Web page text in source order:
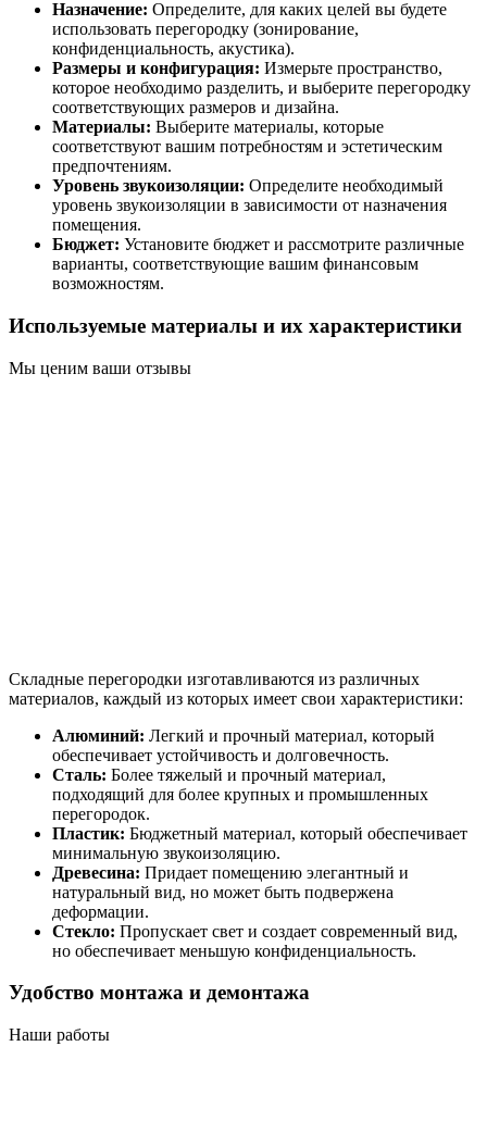
Назначение: Определите, для каких целей вы будете
использовать перегородку (зонирование,
конфиденциальность, акустика).
Размеры и конфигурация: Измерьте пространство,
которое необходимо разделить, и выберите перегородку
соответствующих размеров и дизайна.
Материалы: Выберите материалы, которые
соответствуют вашим потребностям и эстетическим
предпочтениям.
Уровень звукоизоляции: Определите необходимый
уровень звукоизоляции в зависимости от назначения
помещения.
Бюджет: Установите бюджет и рассмотрите различные
варианты, соответствующие вашим финансовым
возможностям.
Используемые материалы и их характеристики
Мы ценим ваши отзывы
Складные перегородки изготавливаются из различных
материалов, каждый из которых имеет свои характеристики:
Алюминий: Легкий и прочный материал, который
обеспечивает устойчивость и долговечность.
Сталь: Более тяжелый и прочный материал,
подходящий для более крупных и промышленных
перегородок.
Пластик: Бюджетный материал, который обеспечивает
минимальную звукоизоляцию.
Древесина: Придает помещению элегантный и
натуральный вид, но может быть подвержена
деформации.
Стекло: Пропускает свет и создает современный вид,
но обеспечивает меньшую конфиденциальность.
Удобство монтажа и демонтажа
Наши работы